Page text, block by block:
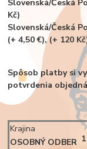
Slovenská/Česká
Kč)
Slovenská/Česká
(+ 4,50 €), (+ 120
Spôsob platby si
potvrdenia
Krajina
OSOBNÝ ODBER